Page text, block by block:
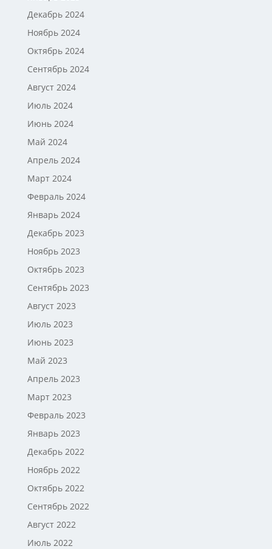
Декабрь 2024
Ноябрь 2024
Октябрь 2024
Сентябрь 2024
Август 2024
Июль 2024
Июнь 2024
Май 2024
Апрель 2024
Март 2024
Февраль 2024
Январь 2024
Декабрь 2023
Ноябрь 2023
Октябрь 2023
Сентябрь 2023
Август 2023
Июль 2023
Июнь 2023
Май 2023
Апрель 2023
Март 2023
Февраль 2023
Январь 2023
Декабрь 2022
Ноябрь 2022
Октябрь 2022
Сентябрь 2022
Август 2022
Июль 2022